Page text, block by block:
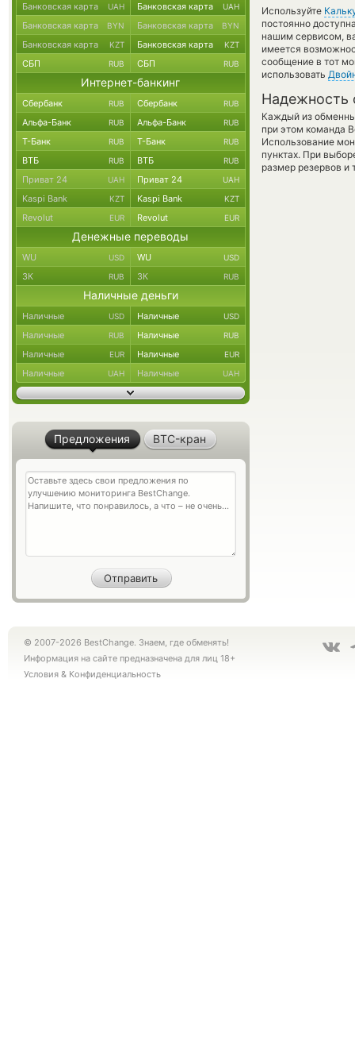
Используйте
постоянно
нашим сервисом,
имеется
сообщение в тот
использовать
Надежность
Каждый из
при этом команда
Использование
пунктах. При
размер резервов и
Банковская карта UAH Банковская карта UAH
Банковская карта BYN Банковская карта BYN
Банковская карта KZT Банковская карта KZT
СБП RUB СБП RUB
Интернет-банкинг
Сбербанк RUB Сбербанк RUB
Альфа-Банк RUB Альфа-Банк RUB
Т-Банк RUB Т-Банк RUB
ВТБ RUB ВТБ RUB
Приват 24 UAH Приват 24 UAH
Kaspi Bank KZT Kaspi Bank KZT
Revolut EUR Revolut EUR
Денежные переводы
WU USD WU USD
ЗК RUB ЗК RUB
Наличные деньги
Наличные USD Наличные USD
Наличные RUB Наличные RUB
Наличные EUR Наличные EUR
Наличные UAH Наличные UAH
Предложения BTC-кран
© 2007-2026 BestChange. Знаем, где обменять!
Информация на сайте предназначена для лиц 18+
Условия & Конфиденциальность